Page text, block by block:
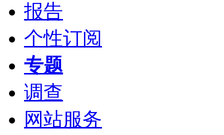
报告
个性订阅
专题
调查
网站服务